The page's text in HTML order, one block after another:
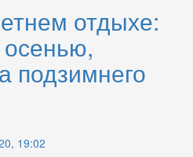
отдыхе:
подзимнего
19:02